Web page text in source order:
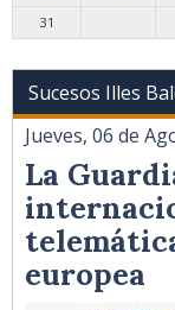
31
Sucesos Illes
Jueves, 06 de
La
europea